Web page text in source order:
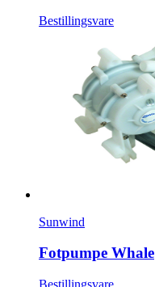
Bestillingsvare
Sunwind
Fotpumpe Whale